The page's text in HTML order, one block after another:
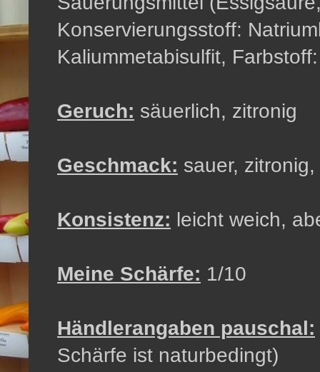
Konservierungsstoff:
Kaliummetabisulfit,
Geruch: säuerlich, zitronig
Geschmack: sauer,
Konsistenz: leicht weich,
Meine Schärfe: 1/10
Händlerangaben pauschal:
Schärfe ist naturbedingt)